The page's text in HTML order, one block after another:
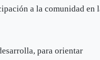
a la comunidad en
para orientar